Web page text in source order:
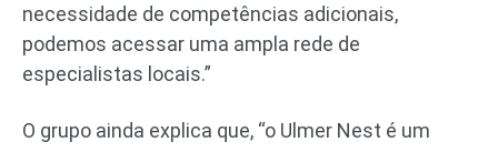
necessidade de competências adicionais,
podemos acessar uma ampla rede de
especialistas locais.”
O grupo ainda explica que, “o Ulmer Nest é um